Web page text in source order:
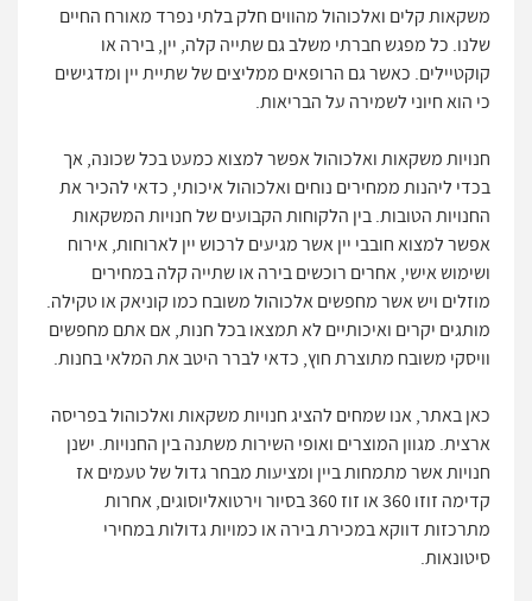
משקאות קלים ואלכוהול מהווים חלק בלתי נפרד מאורח החיים
שלנו. כל מפגש חברתי משלב גם שתייה קלה, יין, בירה או
קוקטיילים. כאשר גם הרופאים ממליצים של שתיית יין ומדגישים
כי הוא חיוני לשמירה על הבריאות.
חנויות משקאות ואלכוהול אפשר למצוא כמעט בכל שכונה, אך
בכדי ליהנות ממחירים נוחים ואלכוהול איכותי, כדאי להכיר את
החנויות הטובות. בין הלקוחות הקבועים של חנויות המשקאות
אפשר למצוא חובבי יין אשר מגיעים לרכוש יין לארוחות, אירוח
ושימוש אישי, אחרים רוכשים בירה או שתייה קלה במחירים
מוזלים ויש אשר מחפשים אלכוהול משובח כמו קוניאק או טקילה.
מותגים יקרים ואיכותיים לא תמצאו בכל חנות, אם אתם מחפשים
וויסקי משובח מתוצרת חוץ, כדאי לברר היטב את המלאי בחנות.
כאן באתר, אנו שמחים להציג חנויות משקאות ואלכוהול בפריסה
ארצית. מגוון המוצרים ואופי השירות משתנה בין החנויות. ישנן
חנויות אשר מתמחות ביין ומציעות מבחר גדול של טעמים אז
קדימה זוזו 360 או זוז 360 בסיור וירטואליוסוגים, אחרות
מתרכזות דווקא במכירת בירה או כמויות גדולות במחירי
סיטונאות.